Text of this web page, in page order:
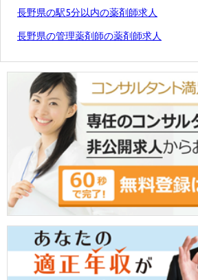
長野県の駅5分以内の薬剤師求人
長野県の管理薬剤師の薬剤師求人